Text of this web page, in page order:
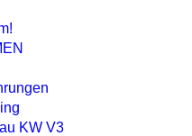
KW V3